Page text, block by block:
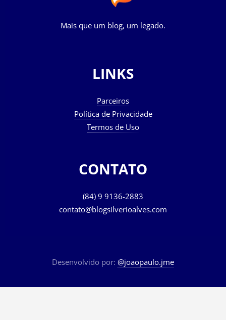
Mais que um blog, um legado.
LINKS
Parceiros
Política de Privacidade
Termos de Uso
CONTATO
(84) 9 9136-2883
contato@blogsilverioalves.com
Desenvolvido por: @joaopaulo.jme